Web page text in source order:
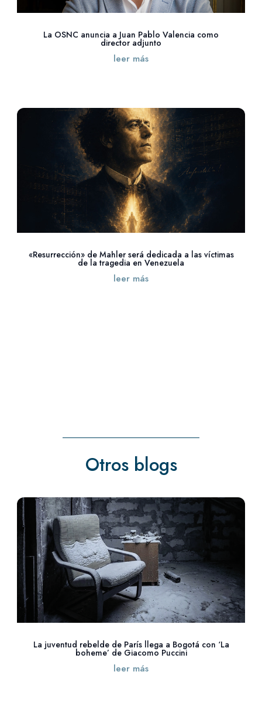
La OSNC anuncia a Juan Pablo Valencia como
director adjunto
leer más
«Resurrección» de Mahler será dedicada a las víctimas
de la tragedia en Venezuela
leer más
Otros blogs
La juventud rebelde de París llega a Bogotá con ‘La
boheme’ de Giacomo Puccini
leer más